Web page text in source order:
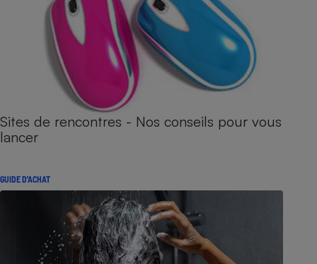
Sites de rencontres - Nos conseils pour vous
lancer
GUIDE D'ACHAT